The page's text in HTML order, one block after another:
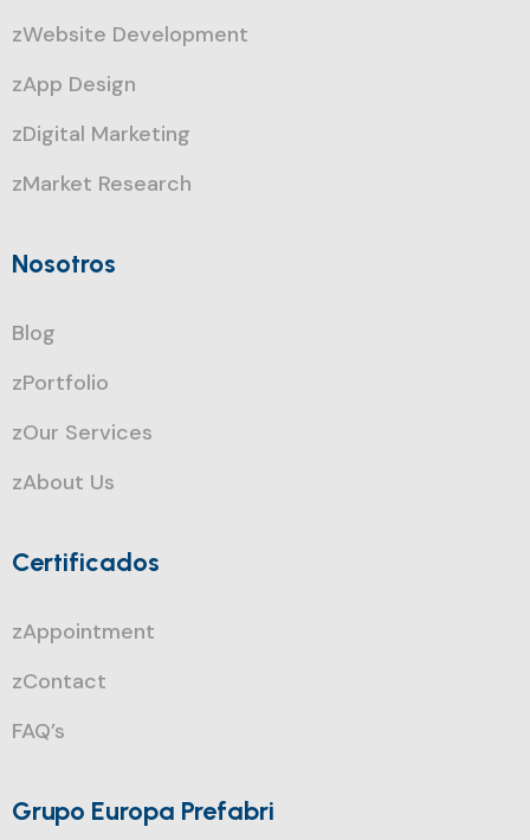
zWebsite Development
zApp Design
zDigital Marketing
zMarket Research
Nosotros
Blog
zPortfolio
zOur Services
zAbout Us
Certificados
zAppointment
zContact
FAQ’s
Grupo Europa Prefabri